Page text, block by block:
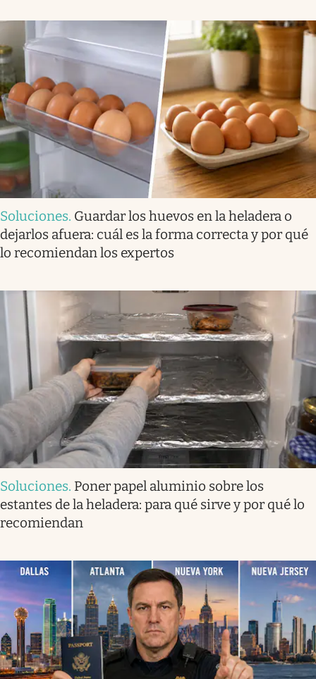
Soluciones. Guardar los huevos en la heladera o
dejarlos afuera: cuál es la forma correcta y por qué
lo recomiendan los expertos
Soluciones. Poner papel aluminio sobre los
estantes de la heladera: para qué sirve y por qué lo
recomiendan